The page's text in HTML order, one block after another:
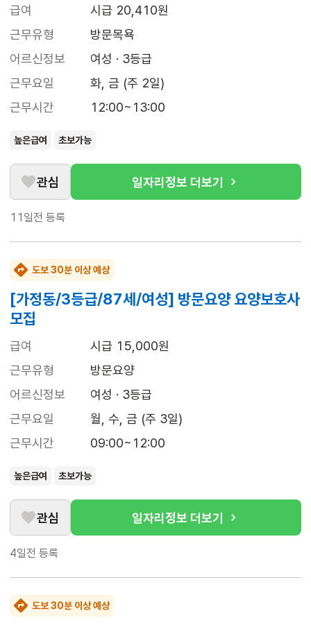
급여
시급 20,410원
근무유형
방문목욕
어르신정보
여성 · 3등급
근무요일
화, 금 (주 2일)
근무시간
12:00~13:00
높은급여 초보가능
관심 일자리정보 더보기
11일전 등록
도보 30분 이상 예상
[가정동/3등급/87세/여성] 방문요양 요양보호사
모집
급여
시급 15,000원
근무유형
방문요양
어르신정보
여성 · 3등급
근무요일
월, 수, 금 (주 3일)
근무시간
09:00~12:00
높은급여 초보가능
관심 일자리정보 더보기
4일전 등록
도보 30분 이상 예상